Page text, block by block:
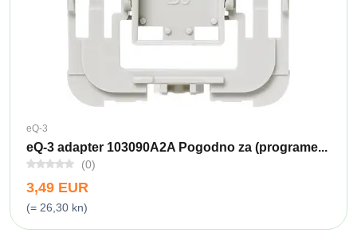
eQ-3
eQ-3 adapter 103090A2A Pogodno za (programe...
(0)
3,49 EUR
(= 26,30 kn)